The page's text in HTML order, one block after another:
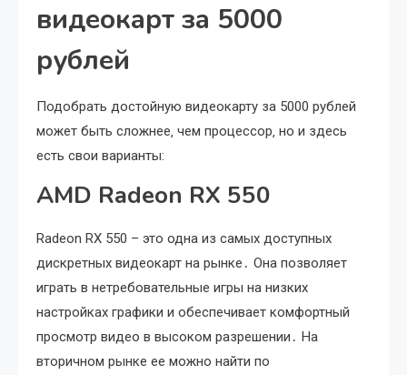
видеокарт за 5000
рублей
Подобрать достойную видеокарту за 5000 рублей
может быть сложнее‚ чем процессор‚ но и здесь
есть свои варианты:
AMD Radeon RX 550
Radeon RX 550 – это одна из самых доступных
дискретных видеокарт на рынке․ Она позволяет
играть в нетребовательные игры на низких
настройках графики и обеспечивает комфортный
просмотр видео в высоком разрешении․ На
вторичном рынке ее можно найти по